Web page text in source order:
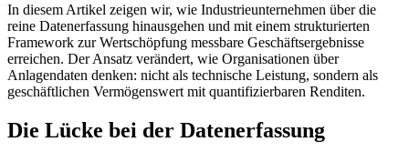
In diesem Artikel zeigen wir, wie Industrieunternehmen über die
reine Datenerfassung hinausgehen und mit einem strukturierten
Framework zur Wertschöpfung messbare Geschäftsergebnisse
erreichen. Der Ansatz verändert, wie Organisationen über
Anlagendaten denken: nicht als technische Leistung, sondern als
geschäftlichen Vermögenswert mit quantifizierbaren Renditen.
Die Lücke bei der Datenerfassung